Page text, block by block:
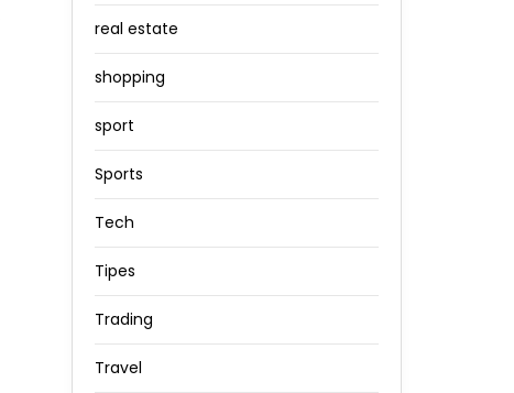
real estate
shopping
sport
Sports
Tech
Tipes
Trading
Travel